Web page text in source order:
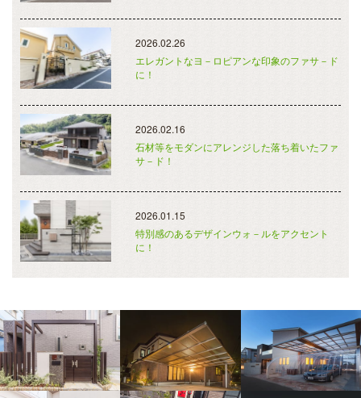
2026.02.26
エレガントなヨ－ロピアンな印象のファサ－ド
に！
2026.02.16
石材等をモダンにアレンジした落ち着いたファ
サ－ド！
2026.01.15
特別感のあるデザインウォ－ルをアクセント
に！